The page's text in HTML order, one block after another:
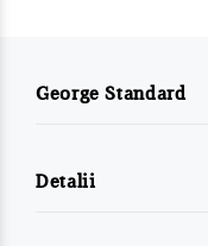
George Standard
Detalii